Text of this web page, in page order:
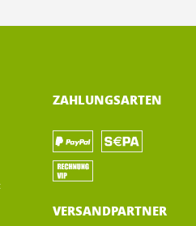
ZAHLUNGSARTEN
VERSANDPARTNER